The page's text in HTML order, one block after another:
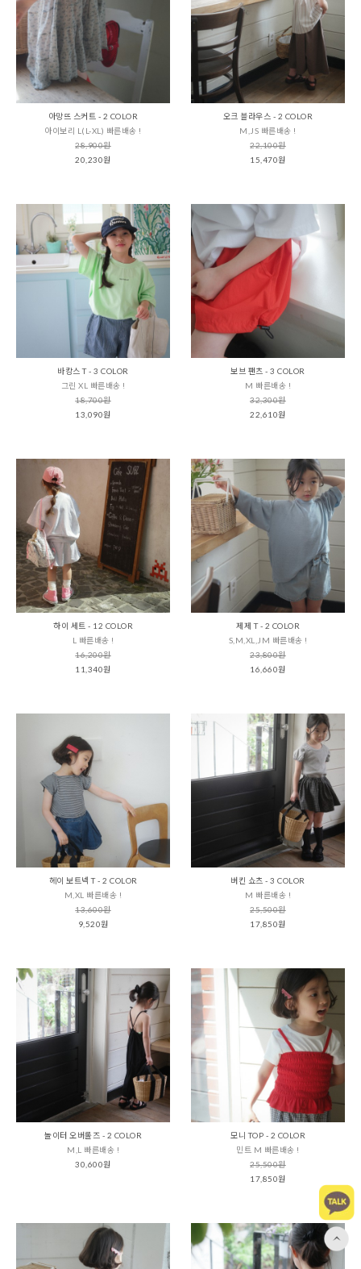
아망뜨 스커트 - 2 COLOR
아이보리 L(L-XL) 빠른배송 !
28,900원
20,230원
오크 블라우스 - 2 COLOR
M,JS 빠른배송 !
22,100원
15,470원
바캉스 T - 3 COLOR
그린 XL 빠른배송 !
18,700원
13,090원
보브 팬츠 - 3 COLOR
M 빠른배송 !
32,300원
22,610원
하이 세트 - 12 COLOR
L 빠른배송 !
16,200원
11,340원
제제 T - 2 COLOR
S,M,XL,JM 빠른배송 !
23,800원
16,660원
헤이 보트넥 T - 2 COLOR
M,XL 빠른배송 !
13,600원
9,520원
버킨 쇼츠 - 3 COLOR
M 빠른배송 !
25,500원
17,850원
놀이터 오버롤즈 - 2 COLOR
M,L 빠른배송 !
30,600원
모니 TOP - 2 COLOR
민트 M 빠른배송 !
25,500원
17,850원